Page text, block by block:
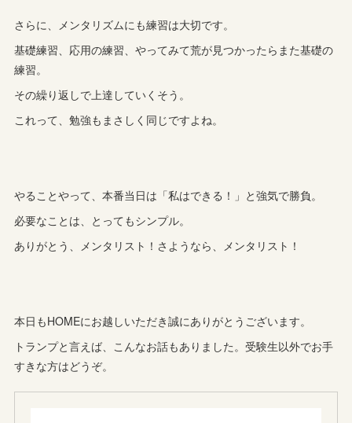
さらに、メンタリズムにも練習は大切です。
基礎練習、応用の練習、やってみて荒が見つかったらまた基礎の
練習。
その繰り返しで上達していくそう。
これって、勉強もまさしく同じですよね。
やることやって、本番当日は「私はできる！」と強気で勝負。
必要なことは、とってもシンプル。
ありがとう、メンタリスト！さようなら、メンタリスト！
本日もHOMEにお越しいただき誠にありがとうございます。
トランプと言えば、こんなお話もありました。受験生以外でお手
すきな方はどうぞ。